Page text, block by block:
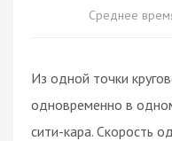
Среднее
Из одной точки
одновременно в
сити-кара. Скорость